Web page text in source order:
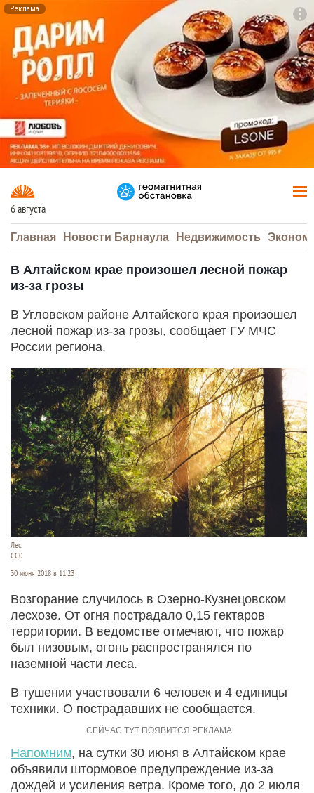
Реклама
6 августа
Главная Новости Барнаула Недвижимость
В Алтайском крае произошел лесной пожар
из-за грозы
В Угловском районе Алтайского края произошел
лесной пожар из-за грозы, сообщает ГУ МЧС
России региона.
Лес.
СС0
30 июня 2018 в 11:23
Возгорание случилось в Озерно-Кузнецовском
лесхозе. От огня пострадало 0,15 гектаров
территории. В ведомстве отмечают, что пожар
был низовым, огонь распространялся по
наземной части леса.
В тушении участвовали 6 человек и 4 единицы
техники. О пострадавших не сообщается.
Напомним, на сутки 30 июня в Алтайском крае
объявили штормовое предупреждение из-за
дождей и усиления ветра. Кроме того, до 2 июля